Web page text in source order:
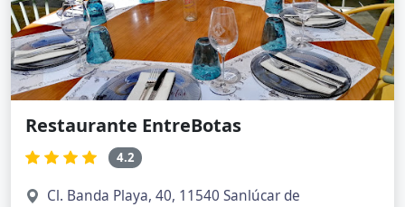
Restaurante EntreBotas
4.2
Cl. Banda Playa, 40, 11540 Sanlúcar de